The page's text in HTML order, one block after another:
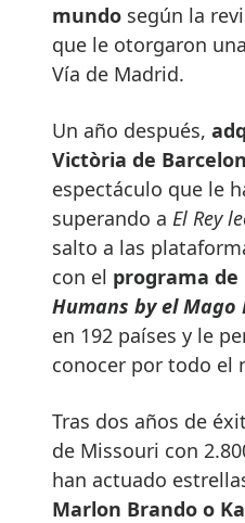
mundo según la
que le otorgaron
Vía de Madrid.
Un año después,
Victòria de
espectáculo que le
superando a El Rey
salto a las
con el programa
Humans by el Mago
en 192 países y le
conocer por todo el
Tras dos años de
de Missouri con
han actuado
Marlon Brando o